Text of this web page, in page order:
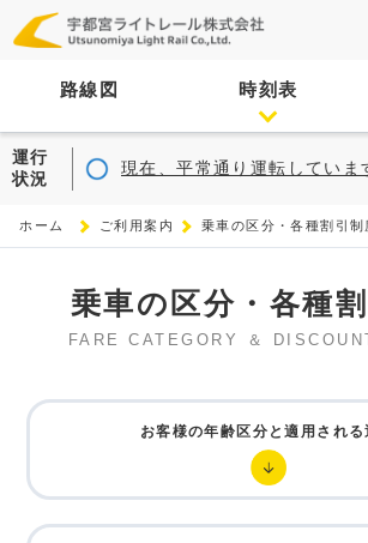
路線図 時刻表
運行
状況
現在、平常通り運転していま
ホーム ご利用案内 乗車の区分・各種割引制
乗車の区分・各種
FARE CATEGORY ＆
お客様の年齢区分と適用される